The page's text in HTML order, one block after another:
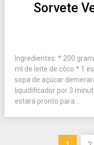
Sorvete
Ingredientes: * 200
ml de leite de côco * 1
sopa de açúcar
liquidificador por 3
estará pronto para...